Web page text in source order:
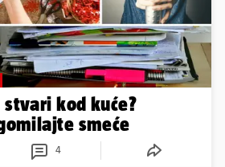
kod kuće?
smeće
4